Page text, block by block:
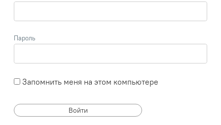
Пароль
Запомнить меня на этом компьютере